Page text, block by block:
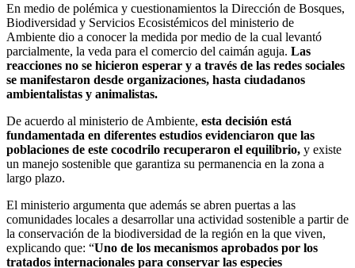
En medio de polémica y cuestionamientos la Dirección de Bosques,
Biodiversidad y Servicios Ecosistémicos del ministerio de
Ambiente dio a conocer la medida por medio de la cual levantó
parcialmente, la veda para el comercio del caimán aguja. Las
reacciones no se hicieron esperar y a través de las redes sociales
se manifestaron desde organizaciones, hasta ciudadanos
ambientalistas y animalistas.
De acuerdo al ministerio de Ambiente, esta decisión está
fundamentada en diferentes estudios evidenciaron que las
poblaciones de este cocodrilo recuperaron el equilibrio, y existe
un manejo sostenible que garantiza su permanencia en la zona a
largo plazo.
El ministerio argumenta que además se abren puertas a las
comunidades locales a desarrollar una actividad sostenible a partir de
la conservación de la biodiversidad de la región en la que viven,
explicando que: “Uno de los mecanismos aprobados por los
tratados internacionales para conservar las especies